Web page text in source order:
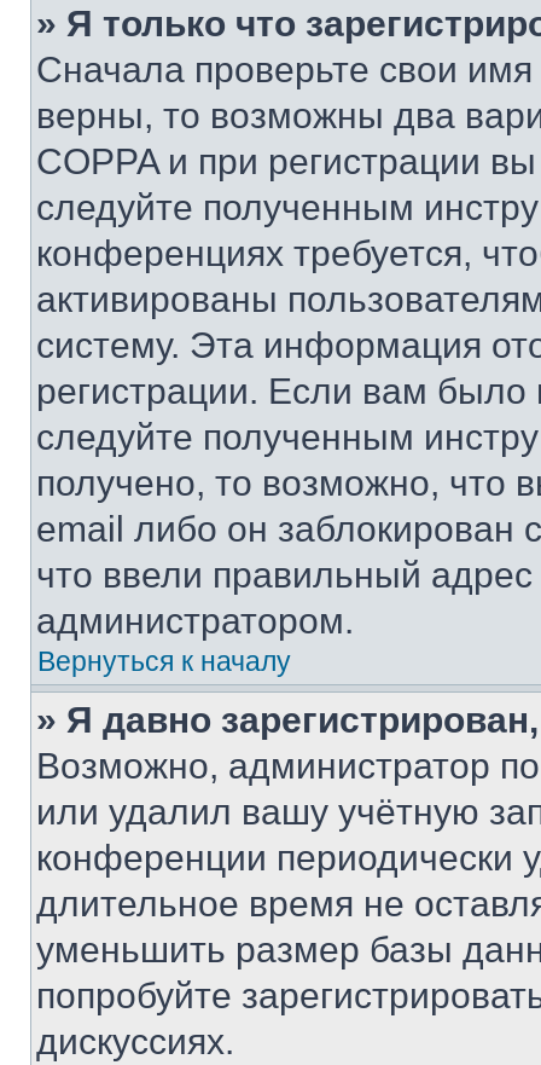
» Я только что
Сначала проверьте свои
верны, то возможны два
COPPA и при регистрации
следуйте полученным
конференциях требуется,
активированы
систему. Эта информация
регистрации. Если вам
следуйте полученным
получено, то возможно, что
email либо он
что ввели правильный адрес
администратором.
Вернуться к началу
» Я давно
Возможно, администратор
или удалил вашу учётную
конференции периодически
длительное время не
уменьшить размер базы
попробуйте
дискуссиях.